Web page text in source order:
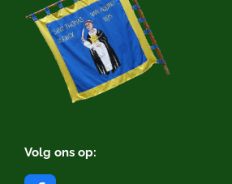
Volg ons op: